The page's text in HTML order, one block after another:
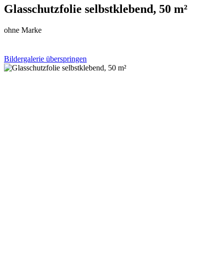
Glasschutzfolie selbstklebend, 50 m²
ohne Marke
Bildergalerie überspringen